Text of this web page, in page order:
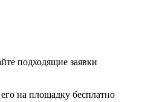
подходящие заявки
на площадку бесплатно